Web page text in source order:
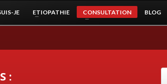
JE ETIOPATHIE CONSULTATION BLOG
: